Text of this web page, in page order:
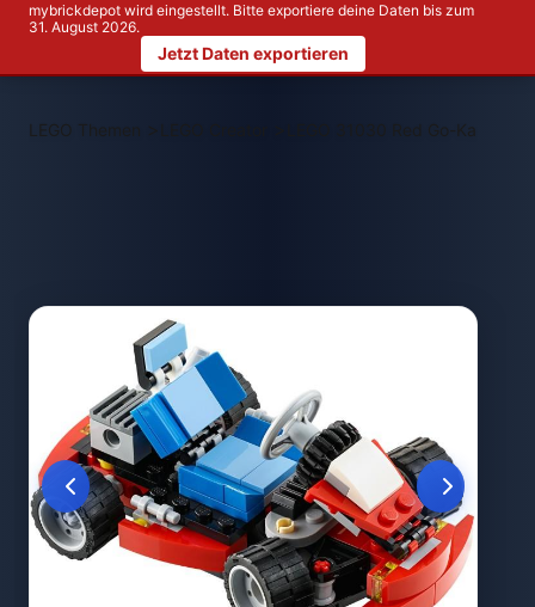
mybrickdepot wird eingestellt. Bitte exportiere deine Daten bis zum
31. August 2026.
Jetzt Daten exportieren
LEGO Themen > LEGO 31030 Red Go-Kart